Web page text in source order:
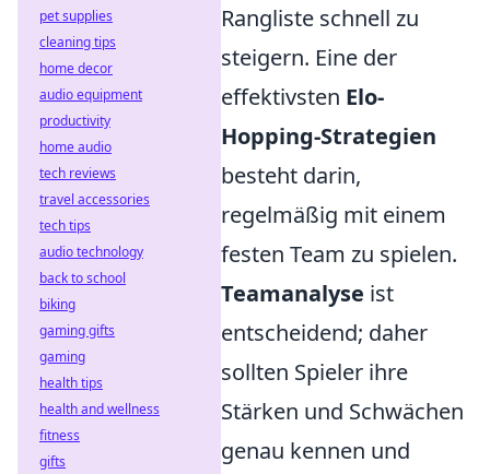
Rangliste schnell zu
steigern. Eine der
effektivsten Elo-
Hopping-Strategien
besteht darin,
regelmäßig mit einem
festen Team zu spielen.
Teamanalyse ist
entscheidend; daher
sollten Spieler ihre
Stärken und Schwächen
genau kennen und
pet supplies
cleaning tips
home decor
audio equipment
productivity
home audio
tech reviews
travel accessories
tech tips
audio technology
back to school
biking
gaming gifts
gaming
health tips
health and wellness
fitness
gifts